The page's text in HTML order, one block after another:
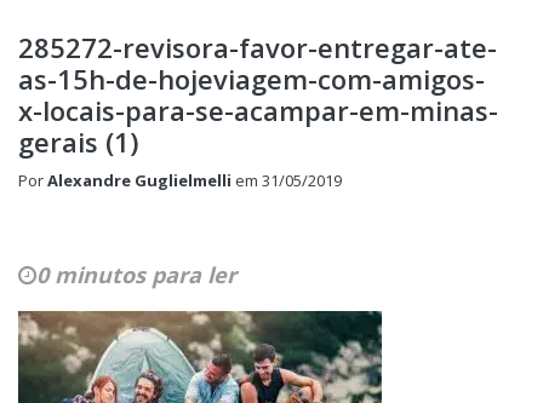
285272-revisora-favor-entregar-ate-
as-15h-de-hojeviagem-com-amigos-
x-locais-para-se-acampar-em-minas-
gerais (1)
PorAlexandre Guglielmelli em 31/05/2019
0 minutos para ler